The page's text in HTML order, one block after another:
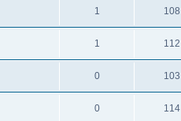
1 108
1 112
0 103
0 114